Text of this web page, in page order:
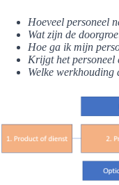
Hoeveel personeel
Wat zijn de
Hoe ga ik mijn
Krijgt het personeel
Welke werkhouding